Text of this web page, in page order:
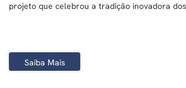
projeto que celebrou a tradição inovadora
Saiba Mais